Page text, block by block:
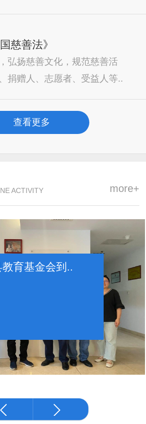
慈善法》
弘扬慈善文化，规范慈善活
捐赠人、志愿者、受益人等..
查看更多
ACTIVITY more+
教育基金会到..